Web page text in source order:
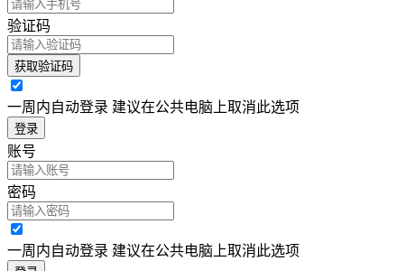
验证码
获取验证码
一周内自动登录 建议在公共电脑上取消此选项
登录
账号
密码
一周内自动登录 建议在公共电脑上取消此选项